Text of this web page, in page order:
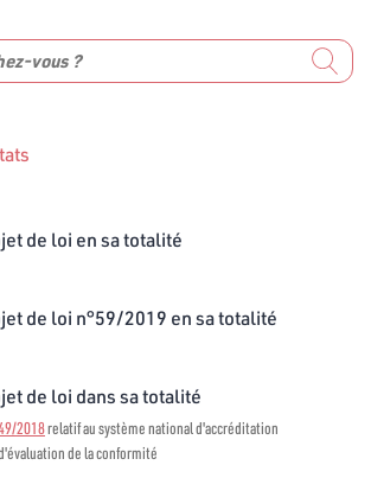
de loi en sa totalité
de loi n°59/2019 en sa totalité
de loi dans sa totalité
2018relatif au système national d'accréditation
de la conformité